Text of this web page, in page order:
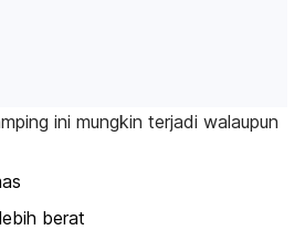
ini mungkin terjadi walaupun
berat